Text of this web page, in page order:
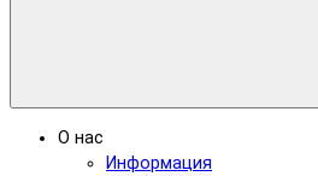
О нас
Информация